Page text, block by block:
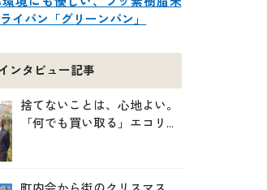
イパン「グリーンパン」
ンタビュー記事
捨てないことは、心地よい。
「何でも買い取る」エコリン